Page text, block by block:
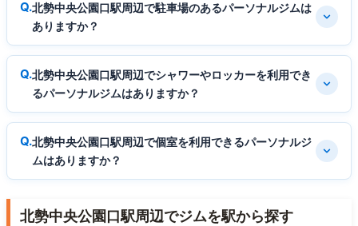
北勢中央公園口駅周辺で駐車場のあるパーソナルジムは
ありますか？
北勢中央公園口駅周辺でシャワーやロッカーを利用でき
るパーソナルジムはありますか？
北勢中央公園口駅周辺で個室を利用できるパーソナルジ
ムはありますか？
北勢中央公園口駅周辺でジムを駅から探す